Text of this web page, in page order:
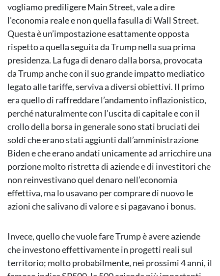
vogliamo prediligere Main Street, vale a dire
l’economia reale e non quella fasulla di Wall Street.
Questa è un’impostazione esattamente opposta
rispetto a quella seguita da Trump nella sua prima
presidenza. La fuga di denaro dalla borsa, provocata
da Trump anche con il suo grande impatto mediatico
legato alle tariffe, serviva a diversi obiettivi. Il primo
era quello di raffreddare l’andamento inflazionistico,
perché naturalmente con l’uscita di capitale e con il
crollo della borsa in generale sono stati bruciati dei
soldi che erano stati aggiunti dall’amministrazione
Biden e che erano andati unicamente ad arricchire una
porzione molto ristretta di aziende e di investitori che
non reinvestivano quel denaro nell’economia
effettiva, ma lo usavano per comprare di nuovo le
azioni che salivano di valore e si pagavano i bonus.
Invece, quello che vuole fare Trump è avere aziende
che investono effettivamente in progetti reali sul
territorio; molto probabilmente, nei prossimi 4 anni, il